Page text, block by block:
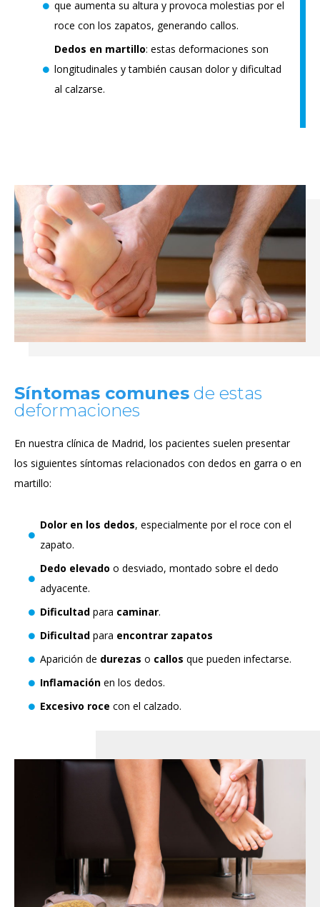
que aumenta su altura y provoca molestias por el
roce con los zapatos, generando callos.
Dedos en martillo: estas deformaciones son
longitudinales y también causan dolor y dificultad
al calzarse.
Síntomas comunes de estas
deformaciones
En nuestra clínica de Madrid, los pacientes suelen presentar
los siguientes síntomas relacionados con dedos en garra o en
martillo:
Dolor en los dedos, especialmente por el roce con el
zapato.
Dedo elevado o desviado, montado sobre el dedo
adyacente.
Dificultad para caminar.
Dificultad para encontrar zapatos
Aparición de durezas o callos que pueden infectarse.
Inflamación en los dedos.
Excesivo roce con el calzado.